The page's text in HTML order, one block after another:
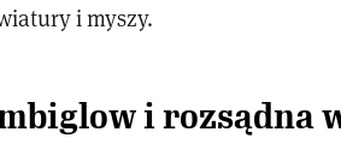
i myszy.
i rozsądna